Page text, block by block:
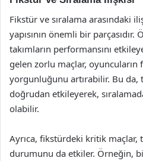
Fikstür ve sıralama arasındaki
yapısının önemli bir
takımların performansını
gelen zorlu maçlar, oyuncuların
yorgunluğunu artırabilir. Bu da,
doğrudan etkileyerek,
olabilir.
Ayrıca, fikstürdeki kritik maçlar,
durumunu da etkiler. Örneğin,